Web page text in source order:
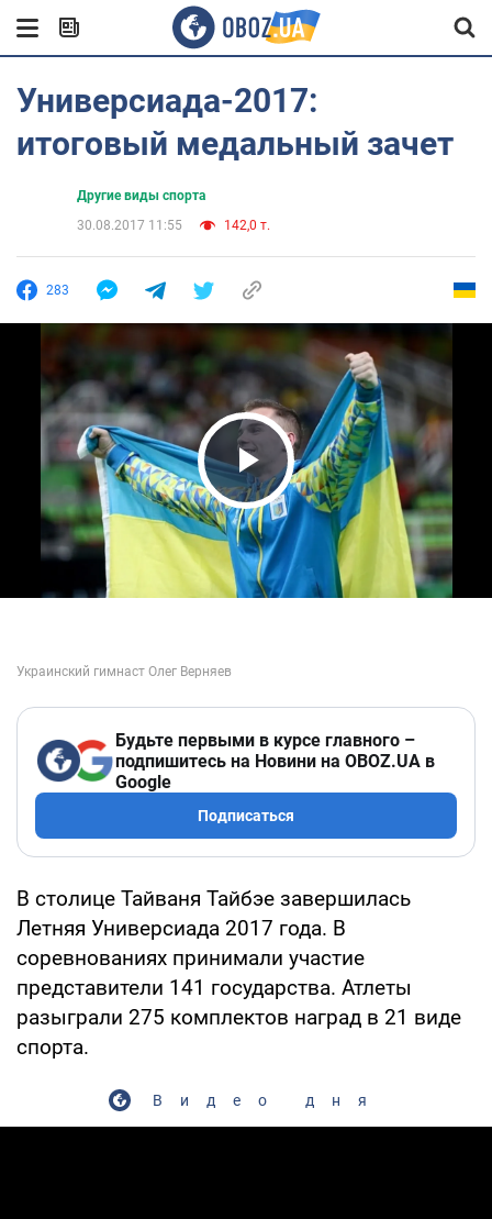
Универсиада-2017:
итоговый медальный зачет
Другие виды спорта
30.08.2017 11:55
142,0 т.
283
Play Video
Будьте первыми в курсе главного –
подпишитесь на Новини на OBOZ.UA в
Google
Подписаться
В столице Тайваня Тайбэе завершилась
Летняя Универсиада 2017 года. В
соревнованиях принимали участие
представители 141 государства. Атлеты
разыграли 275 комплектов наград в 21 виде
спорта.
Видео дня